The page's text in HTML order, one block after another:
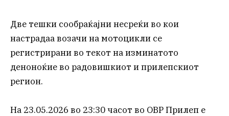
Две тешки сообраќајни несреќи во кои
настрадаа возачи на мотоцикли се
регистрирани во текот на изминатото
деноноќие во радовишкиот и прилепскиот
регион.
На 23.05.2026 во 23:30 часот во ОВР Прилеп е